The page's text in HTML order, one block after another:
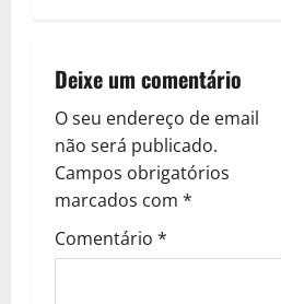
ç
ã
o
d
e
Deixe um comentário
O seu endereço de email
não será publicado.
Campos obrigatórios
marcados com *
Comentário *